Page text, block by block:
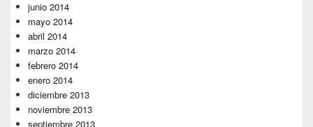
junio 2014
mayo 2014
abril 2014
marzo 2014
febrero 2014
enero 2014
diciembre 2013
noviembre 2013
septiembre 2013